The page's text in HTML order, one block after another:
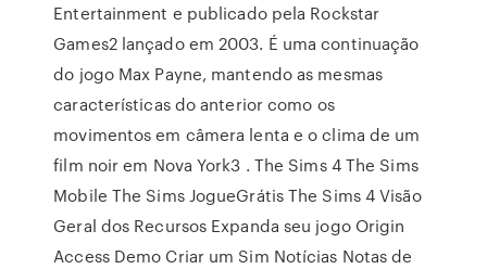
Entertainment e publicado pela Rockstar
Games2 lançado em 2003. É uma continuação
do jogo Max Payne, mantendo as mesmas
características do anterior como os
movimentos em câmera lenta e o clima de um
film noir em Nova York3 . The Sims 4 The Sims
Mobile The Sims JogueGrátis The Sims 4 Visão
Geral dos Recursos Expanda seu jogo Origin
Access Demo Criar um Sim Notícias Notas de